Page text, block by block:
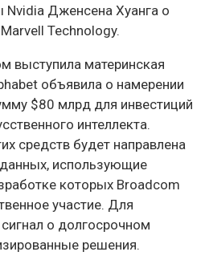
Nvidia Дженсена Хуанга о
Technology.
выступила материнская
объявила о намерении
$80 млрд для инвестиций
интеллекта.
средств будет направлена
использующие
которых Broadcom
участие. Для
о долгосрочном
решения.